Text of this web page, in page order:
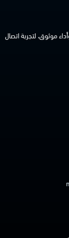
موثوق، لتجربة اتصال